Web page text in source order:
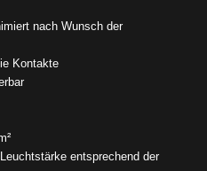
nach Wunsch der
Kontakte
entsprechend der